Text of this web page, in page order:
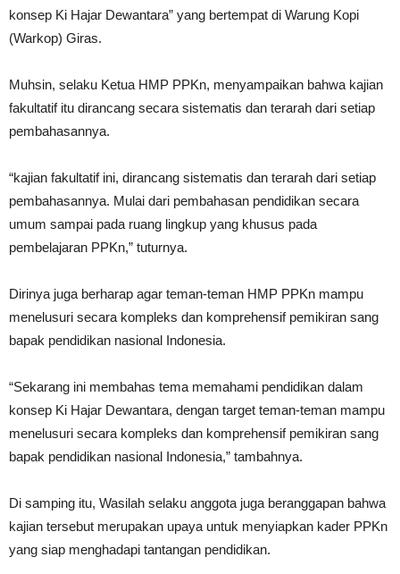
konsep Ki Hajar Dewantara” yang bertempat di Warung Kopi
(Warkop) Giras.
Muhsin, selaku Ketua HMP PPKn, menyampaikan bahwa kajian
fakultatif itu dirancang secara sistematis dan terarah dari setiap
pembahasannya.
“kajian fakultatif ini, dirancang sistematis dan terarah dari setiap
pembahasannya. Mulai dari pembahasan pendidikan secara
umum sampai pada ruang lingkup yang khusus pada
pembelajaran PPKn,” tuturnya.
Dirinya juga berharap agar teman-teman HMP PPKn mampu
menelusuri secara kompleks dan komprehensif pemikiran sang
bapak pendidikan nasional Indonesia.
“Sekarang ini membahas tema memahami pendidikan dalam
konsep Ki Hajar Dewantara, dengan target teman-teman mampu
menelusuri secara kompleks dan komprehensif pemikiran sang
bapak pendidikan nasional Indonesia,” tambahnya.
Di samping itu, Wasilah selaku anggota juga beranggapan bahwa
kajian tersebut merupakan upaya untuk menyiapkan kader PPKn
yang siap menghadapi tantangan pendidikan.